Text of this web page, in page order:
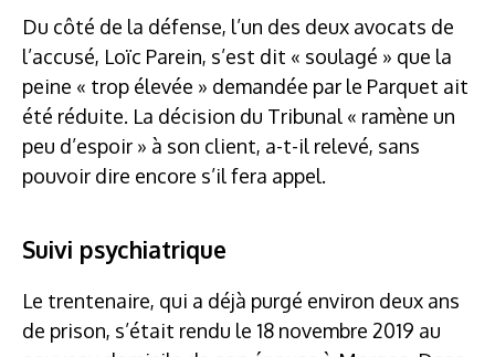
Du côté de la défense, l’un des deux avocats de
l’accusé, Loïc Parein, s’est dit « soulagé » que la
peine « trop élevée » demandée par le Parquet ait
été réduite. La décision du Tribunal « ramène un
peu d’espoir » à son client, a-t-il relevé, sans
pouvoir dire encore s’il fera appel.
Suivi psychiatrique
Le trentenaire, qui a déjà purgé environ deux ans
de prison, s’était rendu le 18 novembre 2019 au